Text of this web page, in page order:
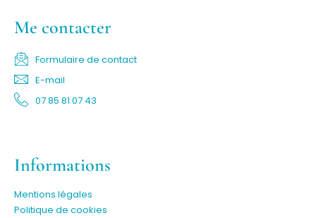
Me contacter
Formulaire de contact
E-mail
07 85 81 07 43
Informations
Mentions légales
Politique de cookies